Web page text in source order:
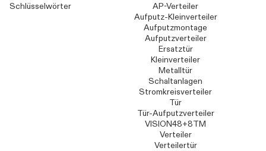
Schlüsselwörter
AP-Verteiler
Aufputz-Kleinverteiler
Aufputzmontage
Aufputzverteiler
Ersatztür
Kleinverteiler
Metalltür
Schaltanlagen
Stromkreisverteiler
Tür
Tür-Aufputzverteiler
VISION48+8TM
Verteiler
Verteilertür